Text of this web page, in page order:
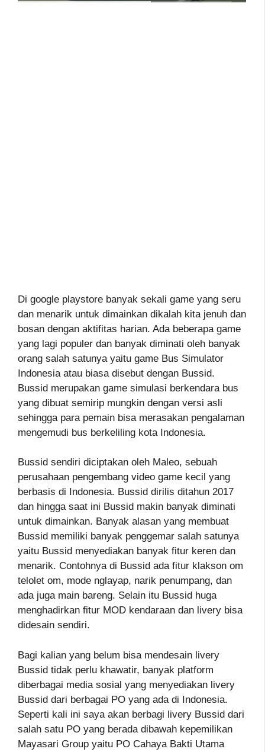
Di google playstore banyak sekali game yang seru
dan menarik untuk dimainkan dikalah kita jenuh dan
bosan dengan aktifitas harian. Ada beberapa game
yang lagi populer dan banyak diminati oleh banyak
orang salah satunya yaitu game Bus Simulator
Indonesia atau biasa disebut dengan Bussid.
Bussid merupakan game simulasi berkendara bus
yang dibuat semirip mungkin dengan versi asli
sehingga para pemain bisa merasakan pengalaman
mengemudi bus berkeliling kota Indonesia.
Bussid sendiri diciptakan oleh Maleo, sebuah
perusahaan pengembang video game kecil yang
berbasis di Indonesia. Bussid dirilis ditahun 2017
dan hingga saat ini Bussid makin banyak diminati
untuk dimainkan. Banyak alasan yang membuat
Bussid memiliki banyak penggemar salah satunya
yaitu Bussid menyediakan banyak fitur keren dan
menarik. Contohnya di Bussid ada fitur klakson om
telolet om, mode nglayap, narik penumpang, dan
ada juga main bareng. Selain itu Bussid huga
menghadirkan fitur MOD kendaraan dan livery bisa
didesain sendiri.
Bagi kalian yang belum bisa mendesain livery
Bussid tidak perlu khawatir, banyak platform
diberbagai media sosial yang menyediakan livery
Bussid dari berbagai PO yang ada di Indonesia.
Seperti kali ini saya akan berbagi livery Bussid dari
salah satu PO yang berada dibawah kepemilikan
Mayasari Group yaitu PO Cahaya Bakti Utama